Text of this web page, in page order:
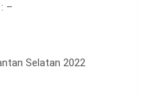
–
Selatan 2022